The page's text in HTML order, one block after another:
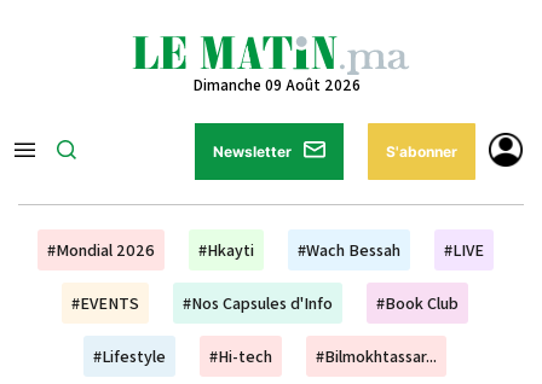
Dimanche 09 Août 2026
Newsletter S'abonner
#Mondial 2026 #Hkayti #Wach Bessah #LIVE
#EVENTS #Nos Capsules d'Info #Book Club
#Lifestyle #Hi-tech #Bilmokhtassar...